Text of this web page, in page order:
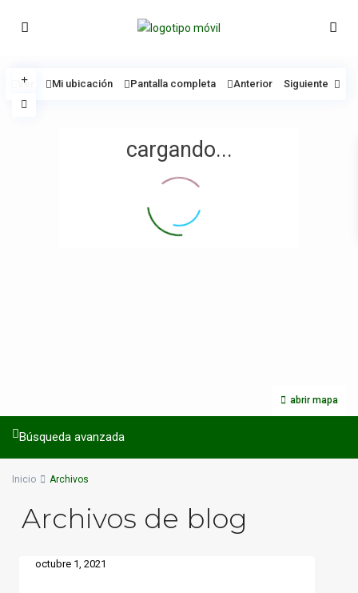
cargando...
abrir mapa
Ver Mi ubicación Pantalla completa Anterior Siguiente
Búsqueda avanzada
Inicio Archivos
Archivos de blog
octubre 1, 2021